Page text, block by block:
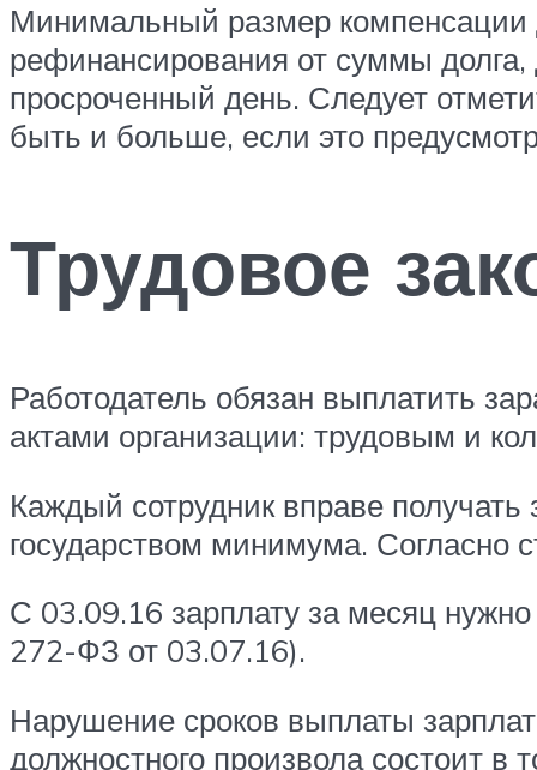
Минимальный размер компенсации
рефинансирования от суммы
просроченный день. Следует
быть и больше, если это
Трудовое
Работодатель обязан выплатить
актами организации: трудовым и
Каждый сотрудник вправе
государством минимума.
С 03.09.16 зарплату за месяц
272-ФЗ от 03.07.16).
Нарушение сроков выплаты
должностного произвола состоит